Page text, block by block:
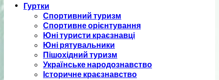
Гуртки
Спортивний туризм
Спортивне орієнтування
Юні туристи краєзнавці
Юні рятувальники
Пішохідний туризм
Українське народознавство
Історичне краєзнавство